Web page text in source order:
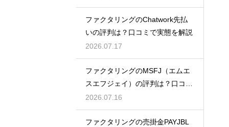
ファクタリングのChatwork先払
いの評判は？口コミで実態を解説
2026.07.17
ファクタリングのMSFJ（エムエ
スエフジェイ）の評判は？口コミ
から検証
2026.07.16
ファクタリングの売掛金PAYJBL